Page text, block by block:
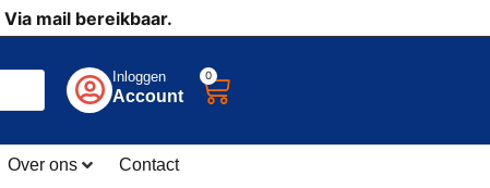
mail bereikbaar.
Inloggen
Account
0
Over ons Contact